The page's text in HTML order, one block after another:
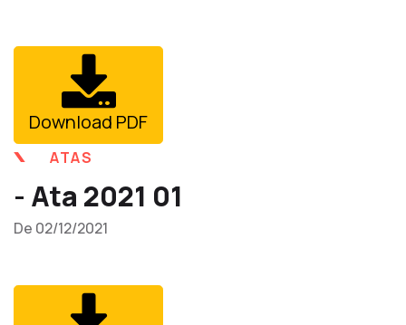
Download PDF
ATAS
- Ata 2021 01
De 02/12/2021